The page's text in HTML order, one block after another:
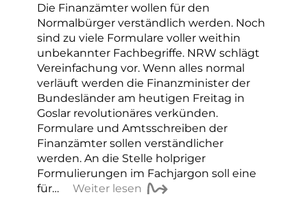
Die Finanzämter wollen für den
Normalbürger verständlich werden. Noch
sind zu viele Formulare voller weithin
unbekannter Fachbegriffe. NRW schlägt
Vereinfachung vor. Wenn alles normal
verläuft werden die Finanzminister der
Bundesländer am heutigen Freitag in
Goslar revolutionäres verkünden.
Formulare und Amtsschreiben der
Finanzämter sollen verständlicher
werden. An die Stelle holpriger
Formulierungen im Fachjargon soll eine
für…
Weiter lesen